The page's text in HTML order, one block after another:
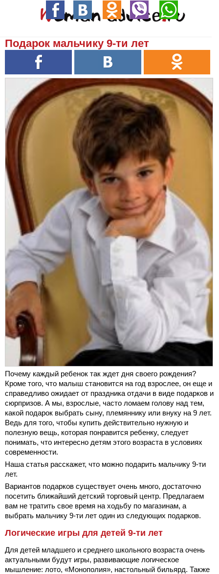
Подарок мальчику 9-ти лет
Почему каждый ребенок так ждет дня своего рождения?
Кроме того, что малыш становится на год взрослее, он еще и
справедливо ожидает от праздника отдачи в виде подарков и
сюрпризов. А мы, взрослые, часто ломаем голову над тем,
какой подарок выбрать сыну, племяннику или внуку на 9 лет.
Ведь для того, чтобы купить действительно нужную и
полезную вещь, которая понравится ребенку, следует
понимать, что интересно детям этого возраста в условиях
современности.
Наша статья расскажет, что можно подарить мальчику 9-ти
лет.
Вариантов подарков существует очень много, достаточно
посетить ближайший детский торговый центр. Предлагаем
вам не тратить свое время на ходьбу по магазинам, а
выбрать мальчику 9-ти лет один из следующих подарков.
Логические игры для детей 9-ти лет
Для детей младшего и среднего школьного возраста очень
актуальными будут игры, развивающие логическое
мышление: лото, «Монополия», настольный бильярд. Также